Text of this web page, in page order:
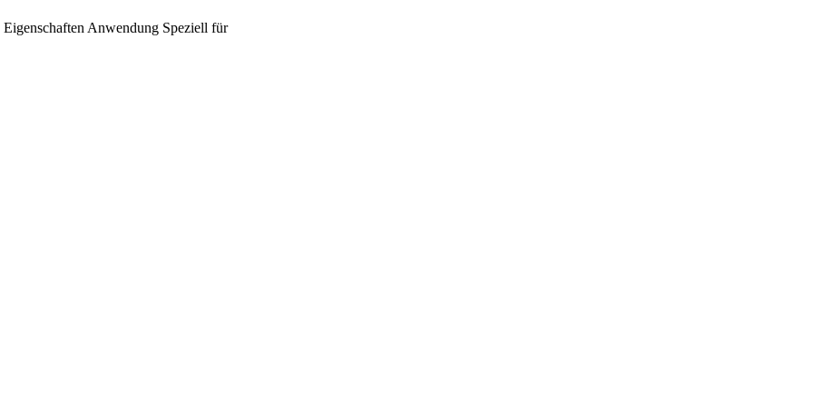
Eigenschaften Anwendung Speziell für